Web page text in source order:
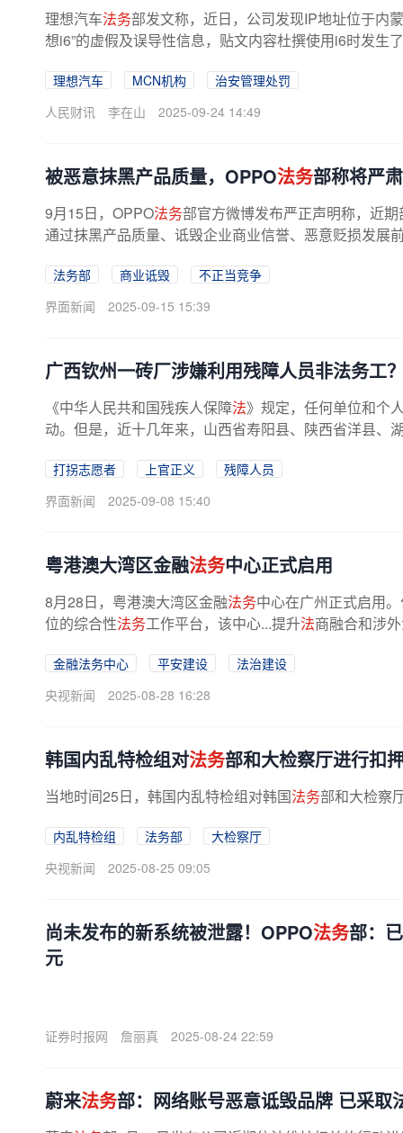
理想汽车法务部发文称，近日，公司发现IP地址位于内
想i6”的虚假及误导性信息，贴文内容杜撰使用i6时发生
理想汽车 MCN机构
治安管理处罚
人民财讯
李在山 2025-09-24 14:49
被恶意抹黑产品质量，OPPO法务部称将严
9月15日，OPPO法务部官方微博发布严正声明称，近
通过抹黑产品质量、诋毁企业商业信誉、恶意贬损发展
法务部 商业诋毁
不正当竞争
界面新闻
2025-09-15 15:39
广西钦州一砖厂涉嫌利用残障人员非法务工
《中华人民共和国残疾人保障法》规定，任何单位和个
动。但是，近十几年来，山西省寿阳县、陕西省洋县、
打拐志愿者 上官正义
残障人员
界面新闻
2025-09-08 15:40
粤港澳大湾区金融法务中心正式启用
8月28日，粤港澳大湾区金融法务中心在广州正式启用
位的综合性法务工作平台，该中心...提升法商融合和涉
金融法务中心 平安建设
法治建设
央视新闻
2025-08-28 16:28
韩国内乱特检组对法务部和大检察厅进行扣
当地时间25日，韩国内乱特检组对韩国法务部和大检察
内乱特检组 法务部
大检察厅
央视新闻
2025-08-25 09:05
尚未发布的新系统被泄露！OPPO法务部：
元
证券时报网 詹丽真 2025-08-24 22:59
蔚来法务部：网络账号恶意诋毁品牌 已采取